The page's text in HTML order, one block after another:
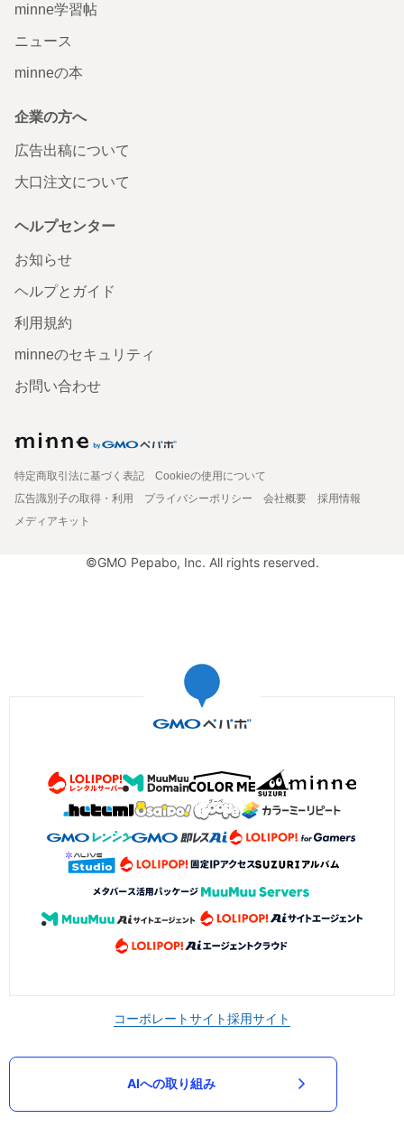
minne学習帖
ニュース
minneの本
企業の方へ
広告出稿について
大口注文について
ヘルプセンター
お知らせ
ヘルプとガイド
利用規約
minneのセキュリティ
お問い合わせ
特定商取引法に基づく表記
Cookieの使用について
広告識別子の取得・利用
プライバシーポリシー 会社概要
採用情報
メディアキット
©GMO Pepabo, Inc. All rights reserved.
コーポレートサイト採用サイト
AIへの取り組み